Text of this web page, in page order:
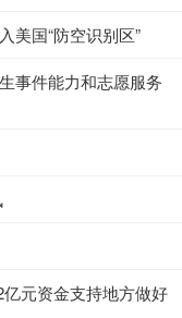
美国“防空识别区”
事件能力和志愿服务
元资金支持地方做好